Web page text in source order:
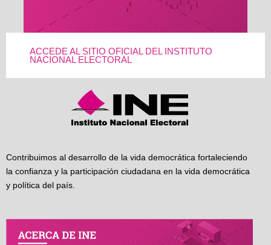
ACCEDE AL SITIO OFICIAL DEL INSTITUTO
NACIONAL ELECTORAL
Contribuimos al desarrollo de la vida democrática fortaleciendo
la confianza y la participación ciudadana en la vida democrática
y política del país.